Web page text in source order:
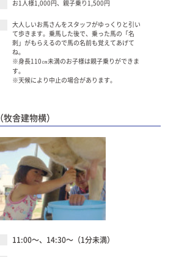
お1人様1,000円、親子乗り1,500円
大人しいお馬さんをスタッフがゆっくりと引い
て歩きます。乗馬した後で、乗った馬の「名
刺」がもらえるので馬の名前も覚えてあげて
ね。
※身長110㎝未満のお子様は親子乗りができま
す。
※天候により中止の場合があります。
舎建物横）
11:00～、14:30～（1分未満）